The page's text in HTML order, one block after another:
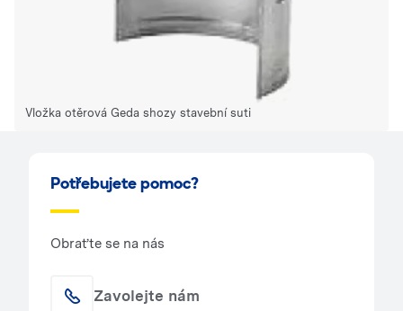
Vložka otěrová Geda shozy stavební suti
Potřebujete pomoc?
Obraťte se na nás
Zavolejte nám